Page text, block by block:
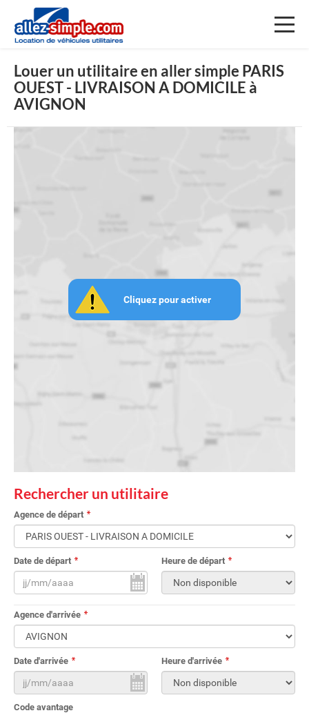
Louer un utilitaire en aller simple PARIS
OUEST - LIVRAISON A DOMICILE à
AVIGNON
Cliquez pour activer
Rechercher un utilitaire
Agence de départ
Date de départ Heure de départ
Agence d'arrivée
Date d'arrivée Heure d'arrivée
Code avantage